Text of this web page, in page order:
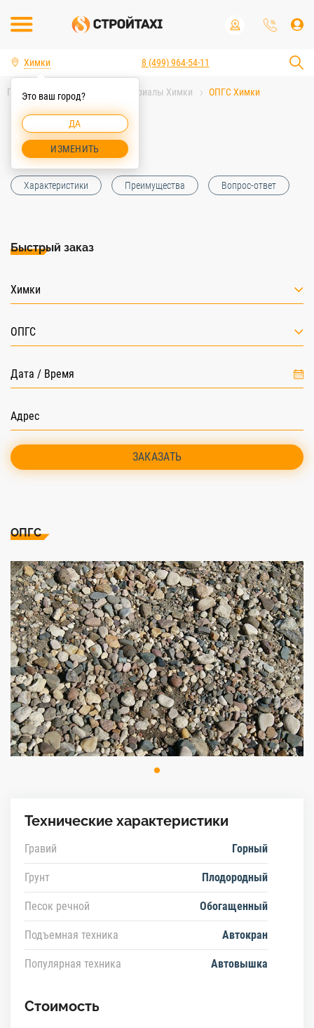
Химки
Это ваш город?
ДА
ИЗМЕНИТЬ
8 (499) 964-54-11
Главная Строительные материалы Химки ОПГС Химки
ОПГС Химки
Характеристики Преимущества Вопрос-ответ
Быстрый заказ
Химки
ОПГС
ЗАКАЗАТЬ
ОПГС
Технические характеристики
Гравий Горный
Грунт Плодородный
Песок речной Обогащенный
Подъемная техника Автокран
Популярная техника Автовышка
Стоимость